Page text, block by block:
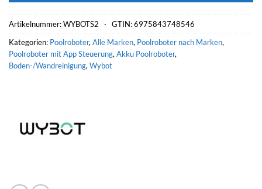
Artikelnummer:WYBOTS2 · GTIN: 6975843748546
Kategorien: Poolroboter, Alle Marken, Poolroboter nach Marken,
Poolroboter mit App Steuerung, Akku Poolroboter,
Boden-/Wandreinigung, Wybot